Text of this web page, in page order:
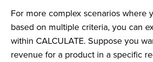
For more complex scenarios where
based on multiple criteria, you can
within CALCULATE. Suppose you
revenue for a product in a specific